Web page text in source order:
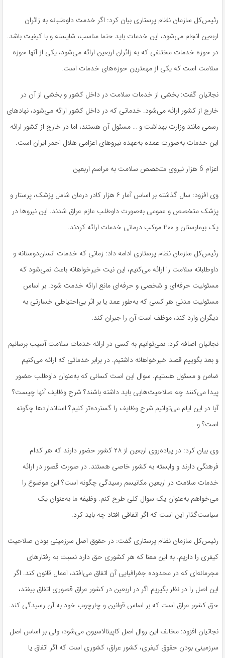
رئیس‌کل سازمان نظام پرستاری بیان کرد: اگر خدمت داوطلبانه به زائران
اربعین انجام می‌شود، این خدمات باید حتما مناسب، شایسته و با کیفیت باشد.
در حوزه خدمات مختلفی که به زائران اربعین ارائه می‌شود، یکی از آنها حوزه
سلامت است که یکی از مهمترین حوزه‌های خدمات است.
نجاتیان گفت: بخشی از خدمات سلامت در داخل کشور و بخشی از آن در
خارج از کشور ارائه می‌شود. خدماتی که در داخل کشور ارائه می‌شود، نهادهای
رسمی مانند وزارت بهداشت و … مسئول آن هستند، اما در خارج از کشور ارائه
این خدمات به‌صورت عمده به‌عهده نیروهای اعزامی هلال احمر ایران است.
اعزام 6 هزار نیروی متخصص سلامت به مراسم اربعین
وی افزود: سال گذشته بر اساس آمار ۶ هزار کادر درمان شامل پزشک، پرستار و
پزشک متخصص و عمومی به‌صورت داوطلب عازم عراق شدند. این نیروها در
یک بیمارستان و ۴۰۰ موکب درمانی خدمات ارائه کردند.
رئیس‌کل سازمان نظام پرستاری ادامه داد: زمانی که خدمات انسان‌دوستانه و
داوطلبانه سلامت را ارائه می‌کنیم، این نیت خیرخواهانه باعث نمی‌شود که
مسئولیت حرفه‌ای و شخصی و حرفه‌ای مانع ارائه خدمت شود. بر اساس
مسئولیت مدنی هر کسی که به‌طور عمد یا بر اثر بی‌احتیاطی خسارتی به
دیگران وارد کند، موظف است آن را جبران کند.
نجاتیان اضافه کرد: نمی‌توانیم به کسی در ارائه خدمات سلامت آسیب برسانیم
و بعد بگوییم قصد خیرخواهانه داشتیم. در برابر خدماتی که ارائه می‌کنیم
ضامن و مسئول هستیم. سوال این است کسانی که به‌عنوان داوطلب حضور
پیدا می‌کنند چه صلاحیت‌هایی باید داشته باشند؟ شرح وظایف آنها چیست؟
آیا در این ایام می‌توانیم شرح وظایف را گسترده‌تر کنیم؟ استانداردها چگونه
است؟ و …
وی بیان کرد: در پیاده‌روی اربعین از ۲۸ کشور حضور دارند که هر کدام
فرهنگی دارند و وابسته به کشور خاصی هستند. در صورت قصور در ارائه
خدمات سلامت در اربعین مکانیسم رسیدگی چگونه است؟ این موضوع را
می‌خواهم به‌عنوان یک سوال کلی طرح کنم. وظیفه ما به‌عنوان یک
سیاست‌گذار این است که اگر اتفاقی افتاد چه باید کرد.
رئیس‌کل سازمان نظام پرستاری گفت: در حقوق اصل سرزمینی بودن صلاحیت
کیفری را داریم. به این معنا که هر کشوری حق دارد نسبت به رفتارهای
مجرمانه‌ای که در محدوده جغرافیایی آن اتفاق می‌افتد، اعمال قانون کند. اگر
این اصل را در نظر بگیریم اگر در اربعین در کشور عراق قصوری اتفاق بیفتد،
حق کشور عراق است که بر اساس قوانین و چارچوب خود به آن رسیدگی کند.
نجاتیان افزود: مخالف این روال اصل کاپیتالاسیون می‌شود، ولی بر اساس اصل
سرزمینی بودن حقوق کیفری، کشور عراق، کشوری است که اگر اتفاق یا